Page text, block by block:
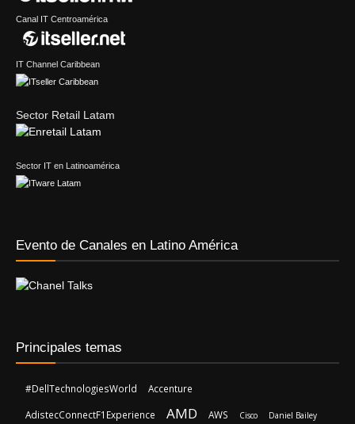
Canal IT Centroamérica
IT Channel Caribbean
Sector Retail Latam
Sector IT en Latinoamérica
Evento de Canales en Latino América
Principales temas
#DellTechnologiesWorld Accenture
AdistecConnectF1Experience AMD AWS Cisco Daniel Bailey